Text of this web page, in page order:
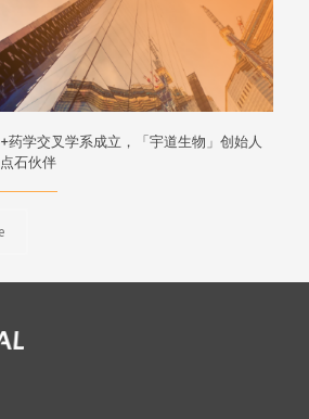
药学交叉学系成立，「宇道生物」创始人
石伙伴